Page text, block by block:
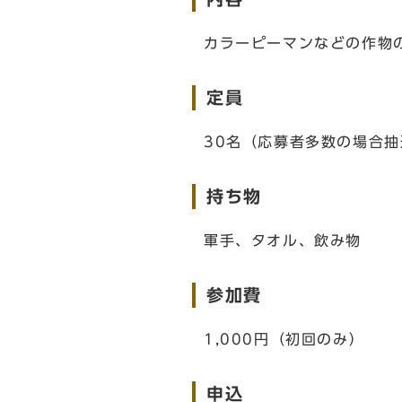
カラーピーマンなどの作物
定員
30名（応募者多数の場合抽
持ち物
軍手、タオル、飲み物
参加費
1,000円（初回のみ）
申込